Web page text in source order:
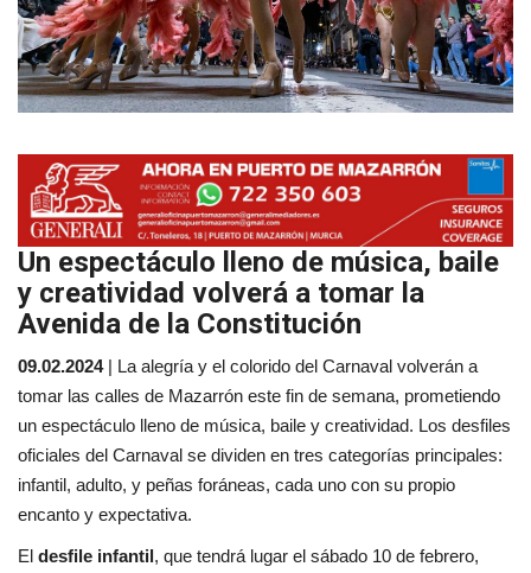
Vídeos
Galerías
Contacto
Empresas
Un espectáculo lleno de música, baile
y creatividad volverá a tomar la
Avenida de la Constitución
09.02.2024 | La alegría y el colorido del Carnaval volverán a
tomar las calles de Mazarrón este fin de semana, prometiendo
un espectáculo lleno de música, baile y creatividad. Los desfiles
oficiales del Carnaval se dividen en tres categorías principales:
infantil, adulto, y peñas foráneas, cada uno con su propio
encanto y expectativa.
El desfile infantil, que tendrá lugar el sábado 10 de febrero,